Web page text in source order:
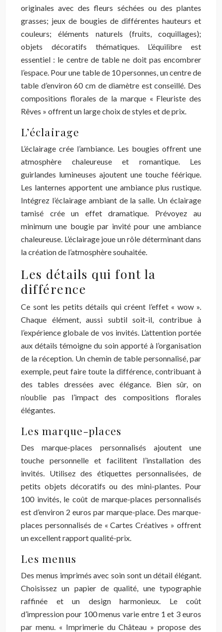
originales avec des fleurs séchées ou des plantes
grasses; jeux de bougies de différentes hauteurs et
couleurs; éléments naturels (fruits, coquillages);
objets décoratifs thématiques. L’équilibre est
essentiel : le centre de table ne doit pas encombrer
l’espace. Pour une table de 10 personnes, un centre de
table d’environ 60 cm de diamètre est conseillé. Des
compositions florales de la marque « Fleuriste des
Rêves » offrent un large choix de styles et de prix.
L’éclairage
L’éclairage crée l’ambiance. Les bougies offrent une
atmosphère chaleureuse et romantique. Les
guirlandes lumineuses ajoutent une touche féérique.
Les lanternes apportent une ambiance plus rustique.
Intégrez l’éclairage ambiant de la salle. Un éclairage
tamisé crée un effet dramatique. Prévoyez au
minimum une bougie par invité pour une ambiance
chaleureuse. L’éclairage joue un rôle déterminant dans
la création de l’atmosphère souhaitée.
Les détails qui font la
différence
Ce sont les petits détails qui créent l’effet « wow ».
Chaque élément, aussi subtil soit-il, contribue à
l’expérience globale de vos invités. L’attention portée
aux détails témoigne du soin apporté à l’organisation
de la réception. Un chemin de table personnalisé, par
exemple, peut faire toute la différence, contribuant à
des tables dressées avec élégance. Bien sûr, on
n’oublie pas l’impact des compositions florales
élégantes.
Les marque-places
Des marque-places personnalisés ajoutent une
touche personnelle et facilitent l’installation des
invités. Utilisez des étiquettes personnalisées, de
petits objets décoratifs ou des mini-plantes. Pour
100 invités, le coût de marque-places personnalisés
est d’environ 2 euros par marque-place. Des marque-
places personnalisés de « Cartes Créatives » offrent
un excellent rapport qualité-prix.
Les menus
Des menus imprimés avec soin sont un détail élégant.
Choisissez un papier de qualité, une typographie
raffinée et un design harmonieux. Le coût
d’impression pour 100 menus varie entre 1 et 3 euros
par menu. « Imprimerie du Château » propose des